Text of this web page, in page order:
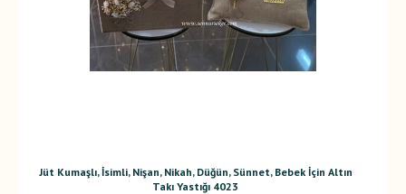
Jüt Kumaşlı, İsimli, Nişan, Nikah, Düğün, Sünnet, Bebek İçin Altın
Takı Yastığı 4023